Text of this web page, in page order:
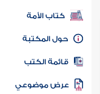
كتب PDF
كتاب الأمة
المكتبة
الكتب